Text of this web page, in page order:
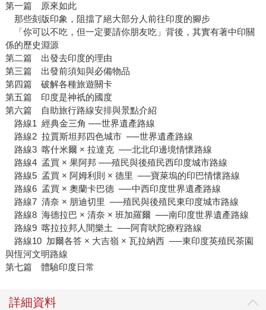
第一篇 原來如此
那些刻版印象，阻擋了絕大部分人前往印度的腳步
「你可以不吃，但一定要請你朋友吃」背後，其實有著中印關
係的歷史淵源
第二篇 出發去印度的理由
第三篇 出發前須知與必備物品
第四篇 破解各種旅遊關卡
第五篇 印度是神祇的國度
第六篇 自助旅行路線安排與景點介紹
路線1 經典金三角 ──世界遺產路線
路線2 拉賈斯坦邦四色城市 ──世界遺產路線
路線3 喀什米爾 × 拉達克 ──北北印邊境情懷路線
路線4 孟買 × 果阿邦 ──殖民與後殖民西印度城市路線
路線5 孟買 × 阿姆利則 × 德里 ──寶萊塢的印巴情懷路線
路線6 孟買 × 奧蘭卡巴德 ──中西印度世界遺產路線
路線7 清奈 × 朋迪切里 ──殖民與後殖民東印度城市路線
路線8 海德拉巴 × 清奈 × 班加羅爾 ──南印度世界遺產路線
路線9 喀拉拉邦人間樂土 ──阿育吠陀療程路線
路線10 加爾各答 × 大吉嶺 × 瓦拉納西 ──東印度英殖民茶園
與恆河文明路線
第七篇 體驗印度日常
詳細資料